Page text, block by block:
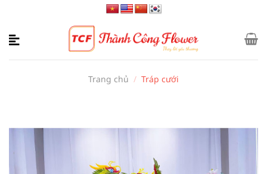
nội
Trang chủ / Tráp cưới